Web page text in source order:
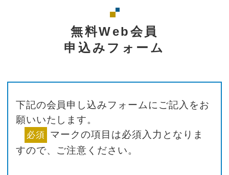
無料Web会員
申込みフォーム
下記の会員申し込みフォームにご記入をお
願いいたします。
必須 マークの項目は必須入力となりま
すので、ご注意ください。